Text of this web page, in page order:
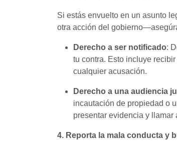
Si estás envuelto en un asunto
otra acción del
Derecho a ser notificado:
tu contra. Esto incluye
cualquier acusación.
Derecho a una audiencia
incautación de propiedad o
presentar evidencia y llamar
4. Reporta la mala conducta y